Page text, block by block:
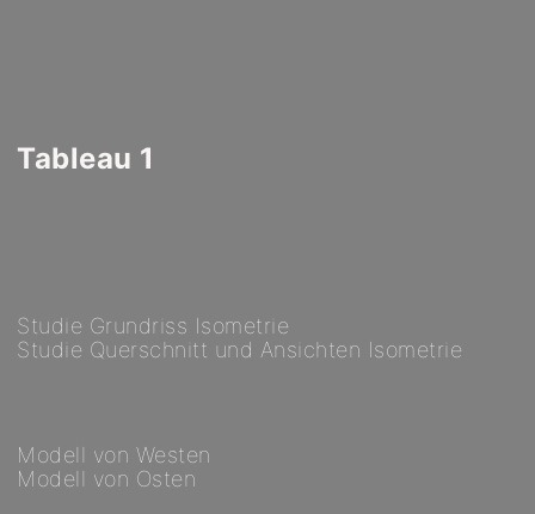
Tableau 1
Studie Grundriss Isometrie
Studie Querschnitt und Ansichten Isometrie
Modell von Westen
Modell von Osten